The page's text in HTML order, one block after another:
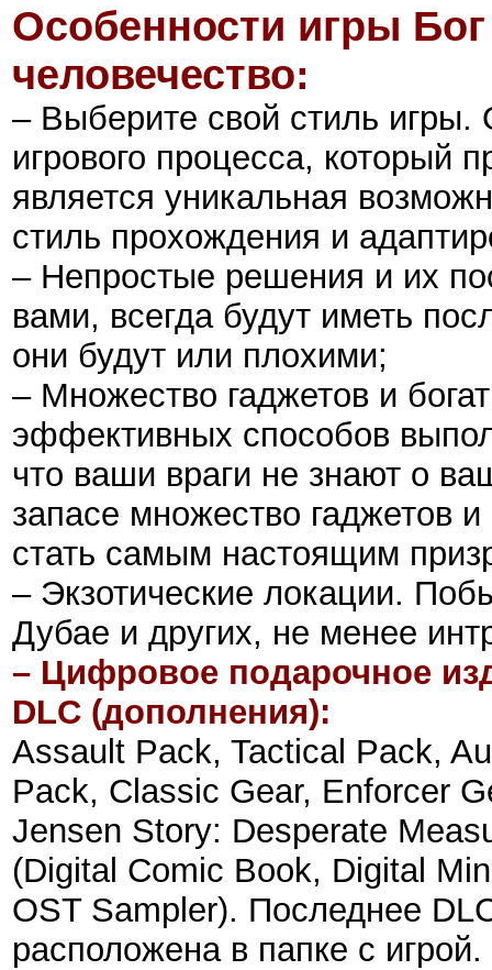
Особенности игры
человечество:
– Выберите свой стиль игры.
игрового процесса, который
является уникальная
стиль прохождения и
– Непростые решения и их
вами, всегда будут иметь
они будут или плохими;
– Множество гаджетов и
эффективных способов
что ваши враги не знают о
запасе множество гаджетов
стать самым настоящим
– Экзотические локации.
Дубае и других, не менее
– Цифровое подарочное
DLC (дополнения):
Assault Pack, Tactical Pack,
Pack, Classic Gear, Enforcer
Jensen Story: Desperate
(Digital Comic Book, Digital
OST Sampler). Последнее
расположена в папке с игрой.